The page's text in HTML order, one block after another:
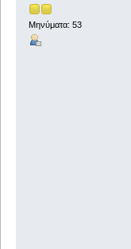
Μηνύματα: 53